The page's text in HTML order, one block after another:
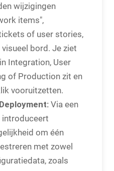
wijzigingen
items",
of user stories,
bord. Je ziet
Integration, User
of Production zit en
vooruitzetten.
Via een
introduceert
om één
met zowel
zoals